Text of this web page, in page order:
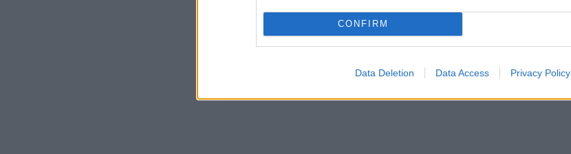
CONFIRM
Data Deletion Data Access Privacy Policy